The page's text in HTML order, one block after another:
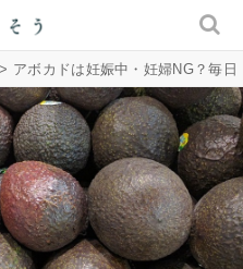
> アボカドは妊娠中・妊婦NG？毎